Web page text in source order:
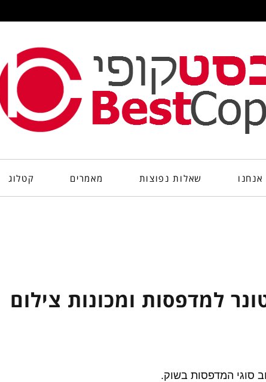
אנחנו שאלות נפוצות מאמרים קטלוג
למדפסות ומכונות צילום